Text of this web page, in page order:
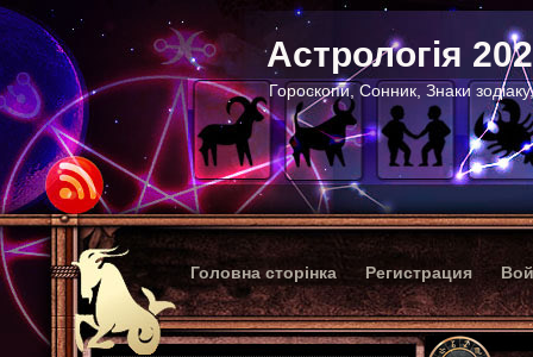
Астрологія
Гороскопи, Сонник, Знаки
Головна сторінка Регистрация